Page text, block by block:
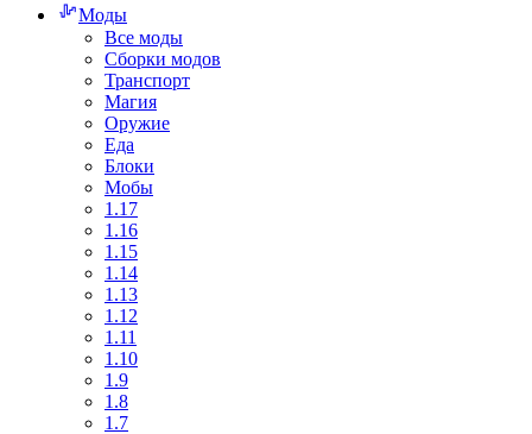
Моды
Все моды
Сборки модов
Транспорт
Магия
Оружие
Еда
Блоки
Мобы
1.17
1.16
1.15
1.14
1.13
1.12
1.11
1.10
1.9
1.8
1.7